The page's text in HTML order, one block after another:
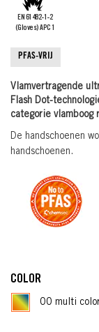
EN 61482-1-2
(Gloves) APC 1
PFAS-VRIJ
Vlamvertragende
Flash Dot-
categorie vlamboog
De handschoenen
handschoenen.
COLOR
00 multi